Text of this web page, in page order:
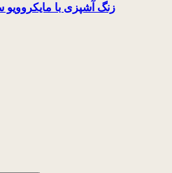
زنگ آشپزی با مایکروویو